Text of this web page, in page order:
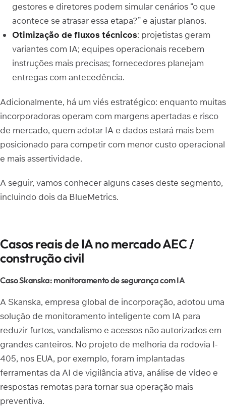
gestores e diretores podem simular cenários “o que
acontece se atrasar essa etapa?” e ajustar planos.
Otimização de fluxos técnicos: projetistas geram
variantes com IA; equipes operacionais recebem
instruções mais precisas; fornecedores planejam
entregas com antecedência.
Adicionalmente, há um viés estratégico: enquanto muitas
incorporadoras operam com margens apertadas e risco
de mercado, quem adotar IA e dados estará mais bem
posicionado para competir com menor custo operacional
e mais assertividade.
A seguir, vamos conhecer alguns cases deste segmento,
incluindo dois da BlueMetrics.
Casos reais de IA no mercado AEC /
construção civil
Caso Skanska: monitoramento de segurança com IA
A Skanska, empresa global de incorporação, adotou uma
solução de monitoramento inteligente com IA para
reduzir furtos, vandalismo e acessos não autorizados em
grandes canteiros. No projeto de melhoria da rodovia I-
405, nos EUA, por exemplo, foram implantadas
ferramentas da AI de vigilância ativa, análise de vídeo e
respostas remotas para tornar sua operação mais
preventiva.